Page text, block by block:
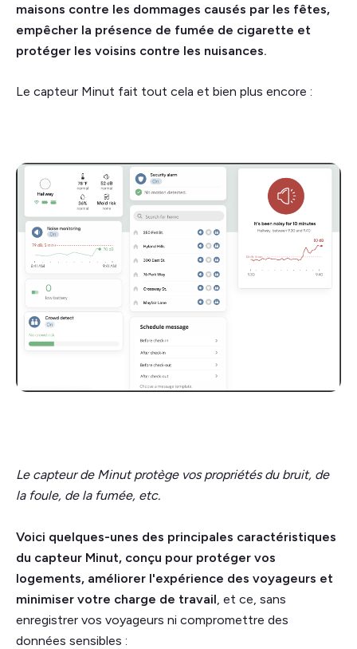
maisons contre les dommages causés par les fêtes,
empêcher la présence de fumée de cigarette et
protéger les voisins contre les nuisances.
Le capteur Minut fait tout cela et bien plus encore :
Le capteur de Minut protège vos propriétés du bruit, de
la foule, de la fumée, etc.
Voici quelques-unes des principales caractéristiques
du capteur Minut, conçu pour protéger vos
logements, améliorer l'expérience des voyageurs et
minimiser votre charge de travail, et ce, sans
enregistrer vos voyageurs ni compromettre des
données sensibles :